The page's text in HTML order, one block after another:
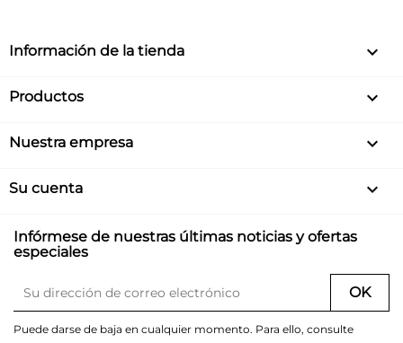
Información de la tienda keyboard_arrow_down
Productos 
Nuestra empresa 
Su cuenta 
Infórmese de nuestras últimas noticias y ofertas
especiales
Puede darse de baja en cualquier momento. Para ello, consulte